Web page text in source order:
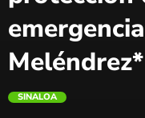
Meléndrez*
SINALOA